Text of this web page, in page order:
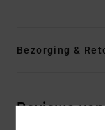
Bezorging &
Reviews